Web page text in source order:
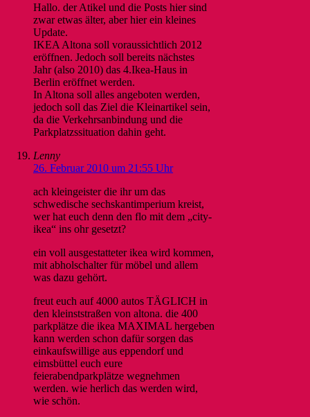
Hallo. der Atikel und die Posts hier sind
zwar etwas älter, aber hier ein kleines
Update.
IKEA Altona soll voraussichtlich 2012
eröffnen. Jedoch soll bereits nächstes
Jahr (also 2010) das 4.Ikea-Haus in
Berlin eröffnet werden.
In Altona soll alles angeboten werden,
jedoch soll das Ziel die Kleinartikel sein,
da die Verkehrsanbindung und die
Parkplatzssituation dahin geht.
Lenny
26. Februar 2010 um 21:55 Uhr
ach kleingeister die ihr um das
schwedische sechskantimperium kreist,
wer hat euch denn den flo mit dem „city-
ikea“ ins ohr gesetzt?
ein voll ausgestatteter ikea wird kommen,
mit abholschalter für möbel und allem
was dazu gehört.
freut euch auf 4000 autos TÄGLICH in
den kleinststraßen von altona. die 400
parkplätze die ikea MAXIMAL hergeben
kann werden schon dafür sorgen das
einkaufswillige aus eppendorf und
eimsbüttel euch eure
feierabendparkplätze wegnehmen
werden. wie herlich das werden wird,
wie schön.